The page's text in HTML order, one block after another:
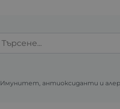
Имунитет, антиоксиданти и